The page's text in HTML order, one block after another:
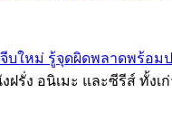
บใหม่ รู้จุดผิดพลาดพร้อม
ง อนิเมะ และซีรีส์ ทั้งเก่